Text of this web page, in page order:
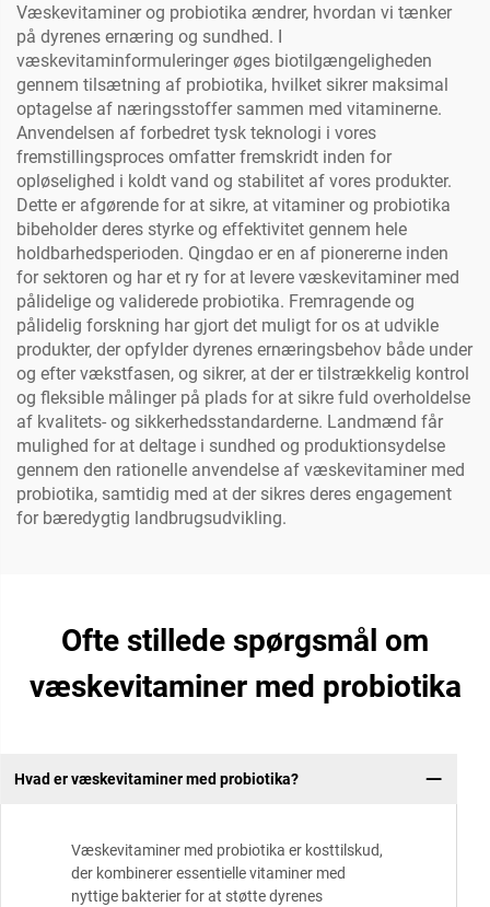
Væskevitaminer og probiotika ændrer, hvordan vi tænker
på dyrenes ernæring og sundhed. I
væskevitaminformuleringer øges biotilgængeligheden
gennem tilsætning af probiotika, hvilket sikrer maksimal
optagelse af næringsstoffer sammen med vitaminerne.
Anvendelsen af forbedret tysk teknologi i vores
fremstillingsproces omfatter fremskridt inden for
opløselighed i koldt vand og stabilitet af vores produkter.
Dette er afgørende for at sikre, at vitaminer og probiotika
bibeholder deres styrke og effektivitet gennem hele
holdbarhedsperioden. Qingdao er en af pionererne inden
for sektoren og har et ry for at levere væskevitaminer med
pålidelige og validerede probiotika. Fremragende og
pålidelig forskning har gjort det muligt for os at udvikle
produkter, der opfylder dyrenes ernæringsbehov både under
og efter vækstfasen, og sikrer, at der er tilstrækkelig kontrol
og fleksible målinger på plads for at sikre fuld overholdelse
af kvalitets- og sikkerhedsstandarderne. Landmænd får
mulighed for at deltage i sundhed og produktionsydelse
gennem den rationelle anvendelse af væskevitaminer med
probiotika, samtidig med at der sikres deres engagement
for bæredygtig landbrugsudvikling.
Ofte stillede spørgsmål om
væskevitaminer med probiotika
Hvad er væskevitaminer med probiotika?
Væskevitaminer med probiotika er kosttilskud,
der kombinerer essentielle vitaminer med
nyttige bakterier for at støtte dyrenes